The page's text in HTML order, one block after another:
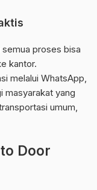
proses bisa
kantor.
melalui WhatsApp,
masyarakat yang
umum,
Door